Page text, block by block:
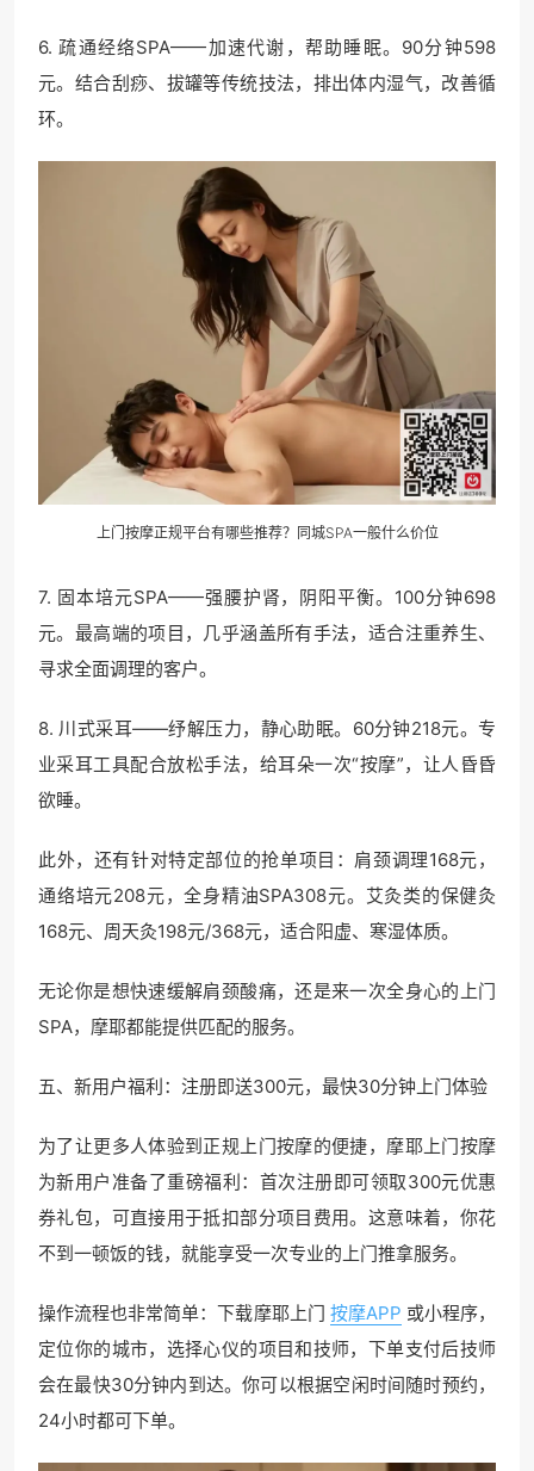
6. 疏通经络SPA——加速代谢，帮助睡眠。90分钟598
元。结合刮痧、拔罐等传统技法，排出体内湿气，改善循
环。
上门按摩正规平台有哪些推荐？同城SPA一般什么价位
7. 固本培元SPA——强腰护肾，阴阳平衡。100分钟698
元。最高端的项目，几乎涵盖所有手法，适合注重养生、
寻求全面调理的客户。
8. 川式采耳——纾解压力，静心助眠。60分钟218元。专
业采耳工具配合放松手法，给耳朵一次“按摩”，让人昏昏
欲睡。
此外，还有针对特定部位的抢单项目：肩颈调理168元，
通络培元208元，全身精油SPA308元。艾灸类的保健灸
168元、周天灸198元/368元，适合阳虚、寒湿体质。
无论你是想快速缓解肩颈酸痛，还是来一次全身心的上门
SPA，摩耶都能提供匹配的服务。
五、新用户福利：注册即送300元，最快30分钟上门体验
为了让更多人体验到正规上门按摩的便捷，摩耶上门按摩
为新用户准备了重磅福利：首次注册即可领取300元优惠
券礼包，可直接用于抵扣部分项目费用。这意味着，你花
不到一顿饭的钱，就能享受一次专业的上门推拿服务。
操作流程也非常简单：下载摩耶上门 按摩APP 或小程序，
定位你的城市，选择心仪的项目和技师，下单支付后技师
会在最快30分钟内到达。你可以根据空闲时间随时预约，
24小时都可下单。